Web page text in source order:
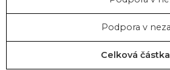
Podpora v
Celková